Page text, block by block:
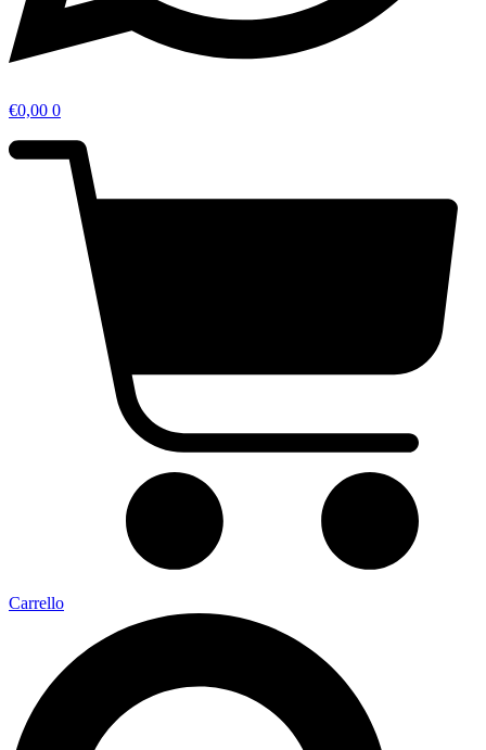
€0,00 0
Carrello